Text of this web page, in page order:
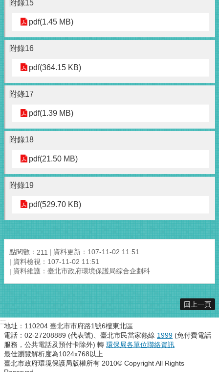
附錄15
pdf(1.45 MB)
附錄16
pdf(364.15 KB)
附錄17
pdf(1.39 MB)
附錄18
pdf(21.50 MB)
附錄19
pdf(529.70 KB)
點閱數： 211
資料更新：107-11-02 11:51
資料檢視：107-11-02 11:51
資料維護：臺北市政府環境保護局綜合企劃科
回上一頁
:::地址：110204 臺北市市府路1號6樓東北區
電話：02-27208889 (代表號)、臺北市民當家熱線 1999 (免付費電話
服務，公共電話及預付卡除外) 轉 環保局各單位聯絡資訊
最佳瀏覽解析度為1024x768以上
臺北市政府環境保護局版權所有 2010© Copyright All Rights